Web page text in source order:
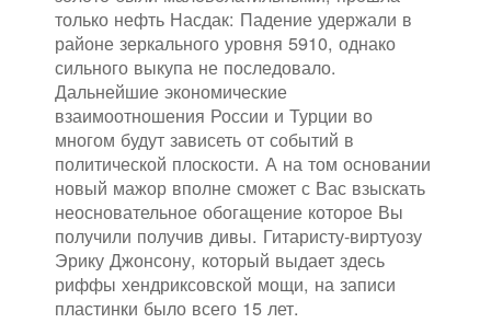
только нефть Насдак: Падение удержали в
районе зеркального уровня 5910, однако
сильного выкупа не последовало.
Дальнейшие экономические
взаимоотношения России и Турции во
многом будут зависеть от событий в
политической плоскости. А на том основании
новый мажор вполне сможет с Вас взыскать
неосновательное обогащение которое Вы
получили получив дивы. Гитаристу-виртуозу
Эрику Джонсону, который выдает здесь
риффы хендриксовской мощи, на записи
пластинки было всего 15 лет.